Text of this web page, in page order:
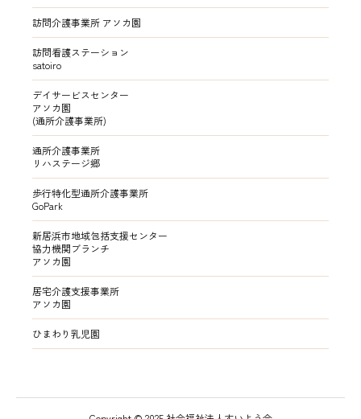
訪問介護事業所 アソカ園
訪問看護ステーション
satoiro
デイサービスセンター
アソカ園
(通所介護事業所)
通所介護事業所
リハステージ郷
歩行特化型通所介護事業所
GoPark
新居浜市地域包括支援センター
協力機関ブランチ
アソカ園
居宅介護支援事業所
アソカ園
ひまわり乳児園